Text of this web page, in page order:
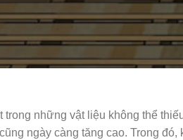
trong những vật liệu không thể
ngày càng tăng cao. Trong